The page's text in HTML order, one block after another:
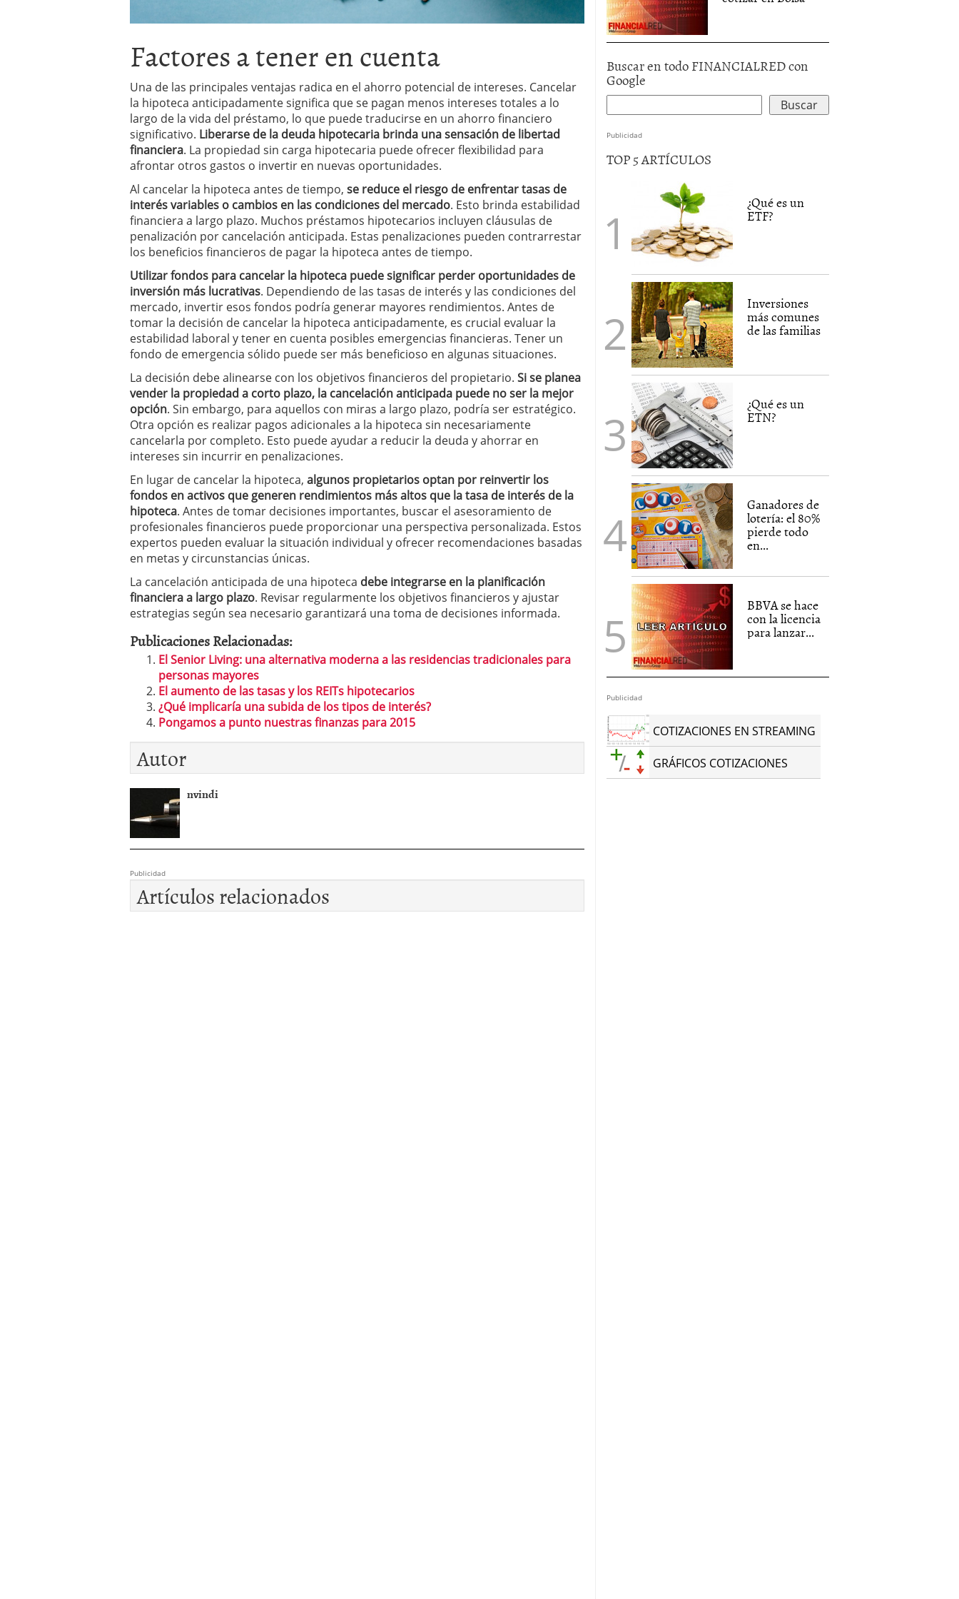
Factores a tener en cuenta
Una de las principales ventajas radica en el ahorro potencial de intereses. Cancelar
la hipoteca anticipadamente significa que se pagan menos intereses totales a lo
largo de la vida del préstamo, lo que puede traducirse en un ahorro financiero
significativo. Liberarse de la deuda hipotecaria brinda una sensación de libertad
financiera. La propiedad sin carga hipotecaria puede ofrecer flexibilidad para
afrontar otros gastos o invertir en nuevas oportunidades.
Al cancelar la hipoteca antes de tiempo, se reduce el riesgo de enfrentar tasas de
interés variables o cambios en las condiciones del mercado. Esto brinda estabilidad
financiera a largo plazo. Muchos préstamos hipotecarios incluyen cláusulas de
penalización por cancelación anticipada. Estas penalizaciones pueden contrarrestar
los beneficios financieros de pagar la hipoteca antes de tiempo.
Utilizar fondos para cancelar la hipoteca puede significar perder oportunidades de
inversión más lucrativas. Dependiendo de las tasas de interés y las condiciones del
mercado, invertir esos fondos podría generar mayores rendimientos. Antes de
tomar la decisión de cancelar la hipoteca anticipadamente, es crucial evaluar la
estabilidad laboral y tener en cuenta posibles emergencias financieras. Tener un
fondo de emergencia sólido puede ser más beneficioso en algunas situaciones.
La decisión debe alinearse con los objetivos financieros del propietario. Si se planea
vender la propiedad a corto plazo, la cancelación anticipada puede no ser la mejor
opción. Sin embargo, para aquellos con miras a largo plazo, podría ser estratégico.
Otra opción es realizar pagos adicionales a la hipoteca sin necesariamente
cancelarla por completo. Esto puede ayudar a reducir la deuda y ahorrar en
intereses sin incurrir en penalizaciones.
En lugar de cancelar la hipoteca, algunos propietarios optan por reinvertir los
fondos en activos que generen rendimientos más altos que la tasa de interés de la
hipoteca. Antes de tomar decisiones importantes, buscar el asesoramiento de
profesionales financieros puede proporcionar una perspectiva personalizada. Estos
expertos pueden evaluar la situación individual y ofrecer recomendaciones basadas
en metas y circunstancias únicas.
La cancelación anticipada de una hipoteca debe integrarse en la planificación
financiera a largo plazo. Revisar regularmente los objetivos financieros y ajustar
estrategias según sea necesario garantizará una toma de decisiones informada.
Publicaciones Relacionadas:
El Senior Living: una alternativa moderna a las residencias tradicionales para
personas mayores
El aumento de las tasas y los REITs hipotecarios
¿Qué implicaría una subida de los tipos de interés?
Pongamos a punto nuestras finanzas para 2015
Autor
nvindi
Publicidad
Artículos relacionados
Buscar en todo FINANCIALRED con
Google
Publicidad
TOP 5 ARTÍCULOS
¿Qué es un
ETF?
Inversiones
más comunes
de las familias
¿Qué es un
ETN?
Ganadores de
lotería: el 80%
pierde todo
en...
BBVA se hace
con la licencia
para lanzar...
Publicidad
COTIZACIONES EN STREAMING
GRÁFICOS COTIZACIONES